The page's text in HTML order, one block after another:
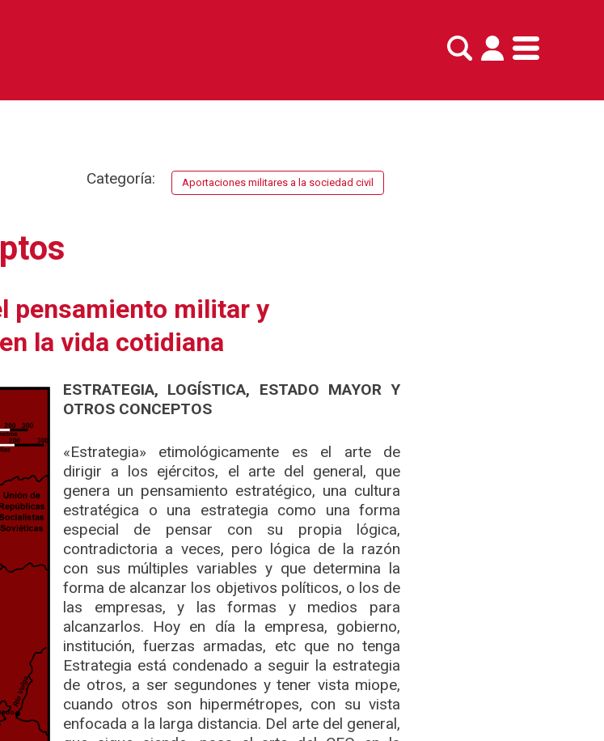
Categoría: Aportaciones militares a la sociedad civil
pensamiento militar y
la vida cotidiana
ESTRATEGIA, LOGÍSTICA, ESTADO MAYOR Y
OTROS CONCEPTOS
«Estrategia» etimológicamente es el arte de
dirigir a los ejércitos, el arte del general, que
genera un pensamiento estratégico, una cultura
estratégica o una estrategia como una forma
especial de pensar con su propia lógica,
contradictoria a veces, pero lógica de la razón
con sus múltiples variables y que determina la
forma de alcanzar los objetivos políticos, o los de
las empresas, y las formas y medios para
alcanzarlos. Hoy en día la empresa, gobierno,
institución, fuerzas armadas, etc que no tenga
Estrategia está condenado a seguir la estrategia
de otros, a ser segundones y tener vista miope,
cuando otros son hipermétropes, con su vista
enfocada a la larga distancia. Del arte del general,